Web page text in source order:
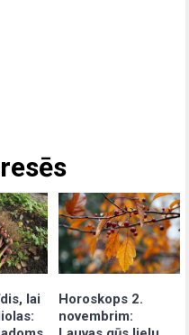
lai
Horoskops 2.
novembrim: